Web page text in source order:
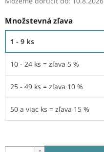
Množstevná zľava
1 - 9 ks
10 - 24 ks = zľava 5 %
25 - 49 ks = zľava 10 %
50 a viac ks = zľava 15 %